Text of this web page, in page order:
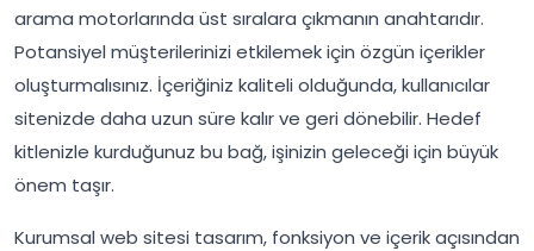
arama motorlarında üst sıralara çıkmanın anahtarıdır.
Potansiyel müşterilerinizi etkilemek için özgün içerikler
oluşturmalısınız. İçeriğiniz kaliteli olduğunda, kullanıcılar
sitenizde daha uzun süre kalır ve geri dönebilir. Hedef
kitlenizle kurduğunuz bu bağ, işinizin geleceği için büyük
önem taşır.
Kurumsal web sitesi tasarım, fonksiyon ve içerik açısından